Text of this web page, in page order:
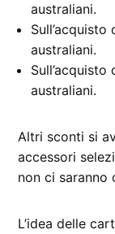
australiani.
Sull’acquisto
australiani.
Sull’acquisto
australiani.
Altri sconti si
accessori
non ci saranno
L’idea delle